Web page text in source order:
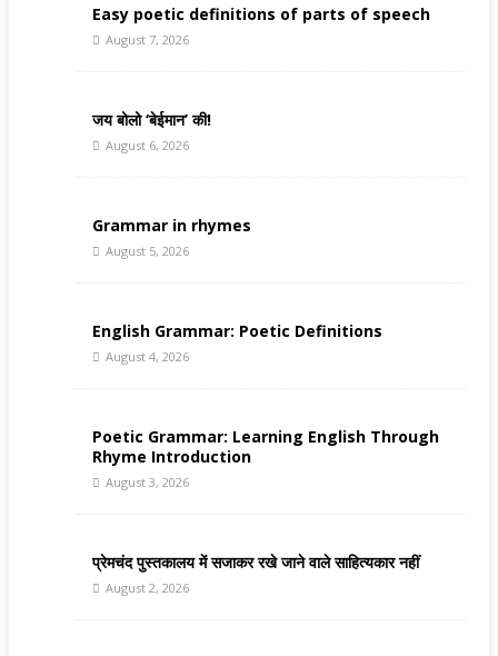
Easy poetic definitions of parts of speech
August 7, 2026
जय बोलो ‘बेईमान’ की!
August 6, 2026
Grammar in rhymes
August 5, 2026
English Grammar: Poetic Definitions
August 4, 2026
Poetic Grammar: Learning English Through
Rhyme Introduction
August 3, 2026
प्रेमचंद पुस्तकालय में सजाकर रखे जाने वाले साहित्यकार नहीं
August 2, 2026